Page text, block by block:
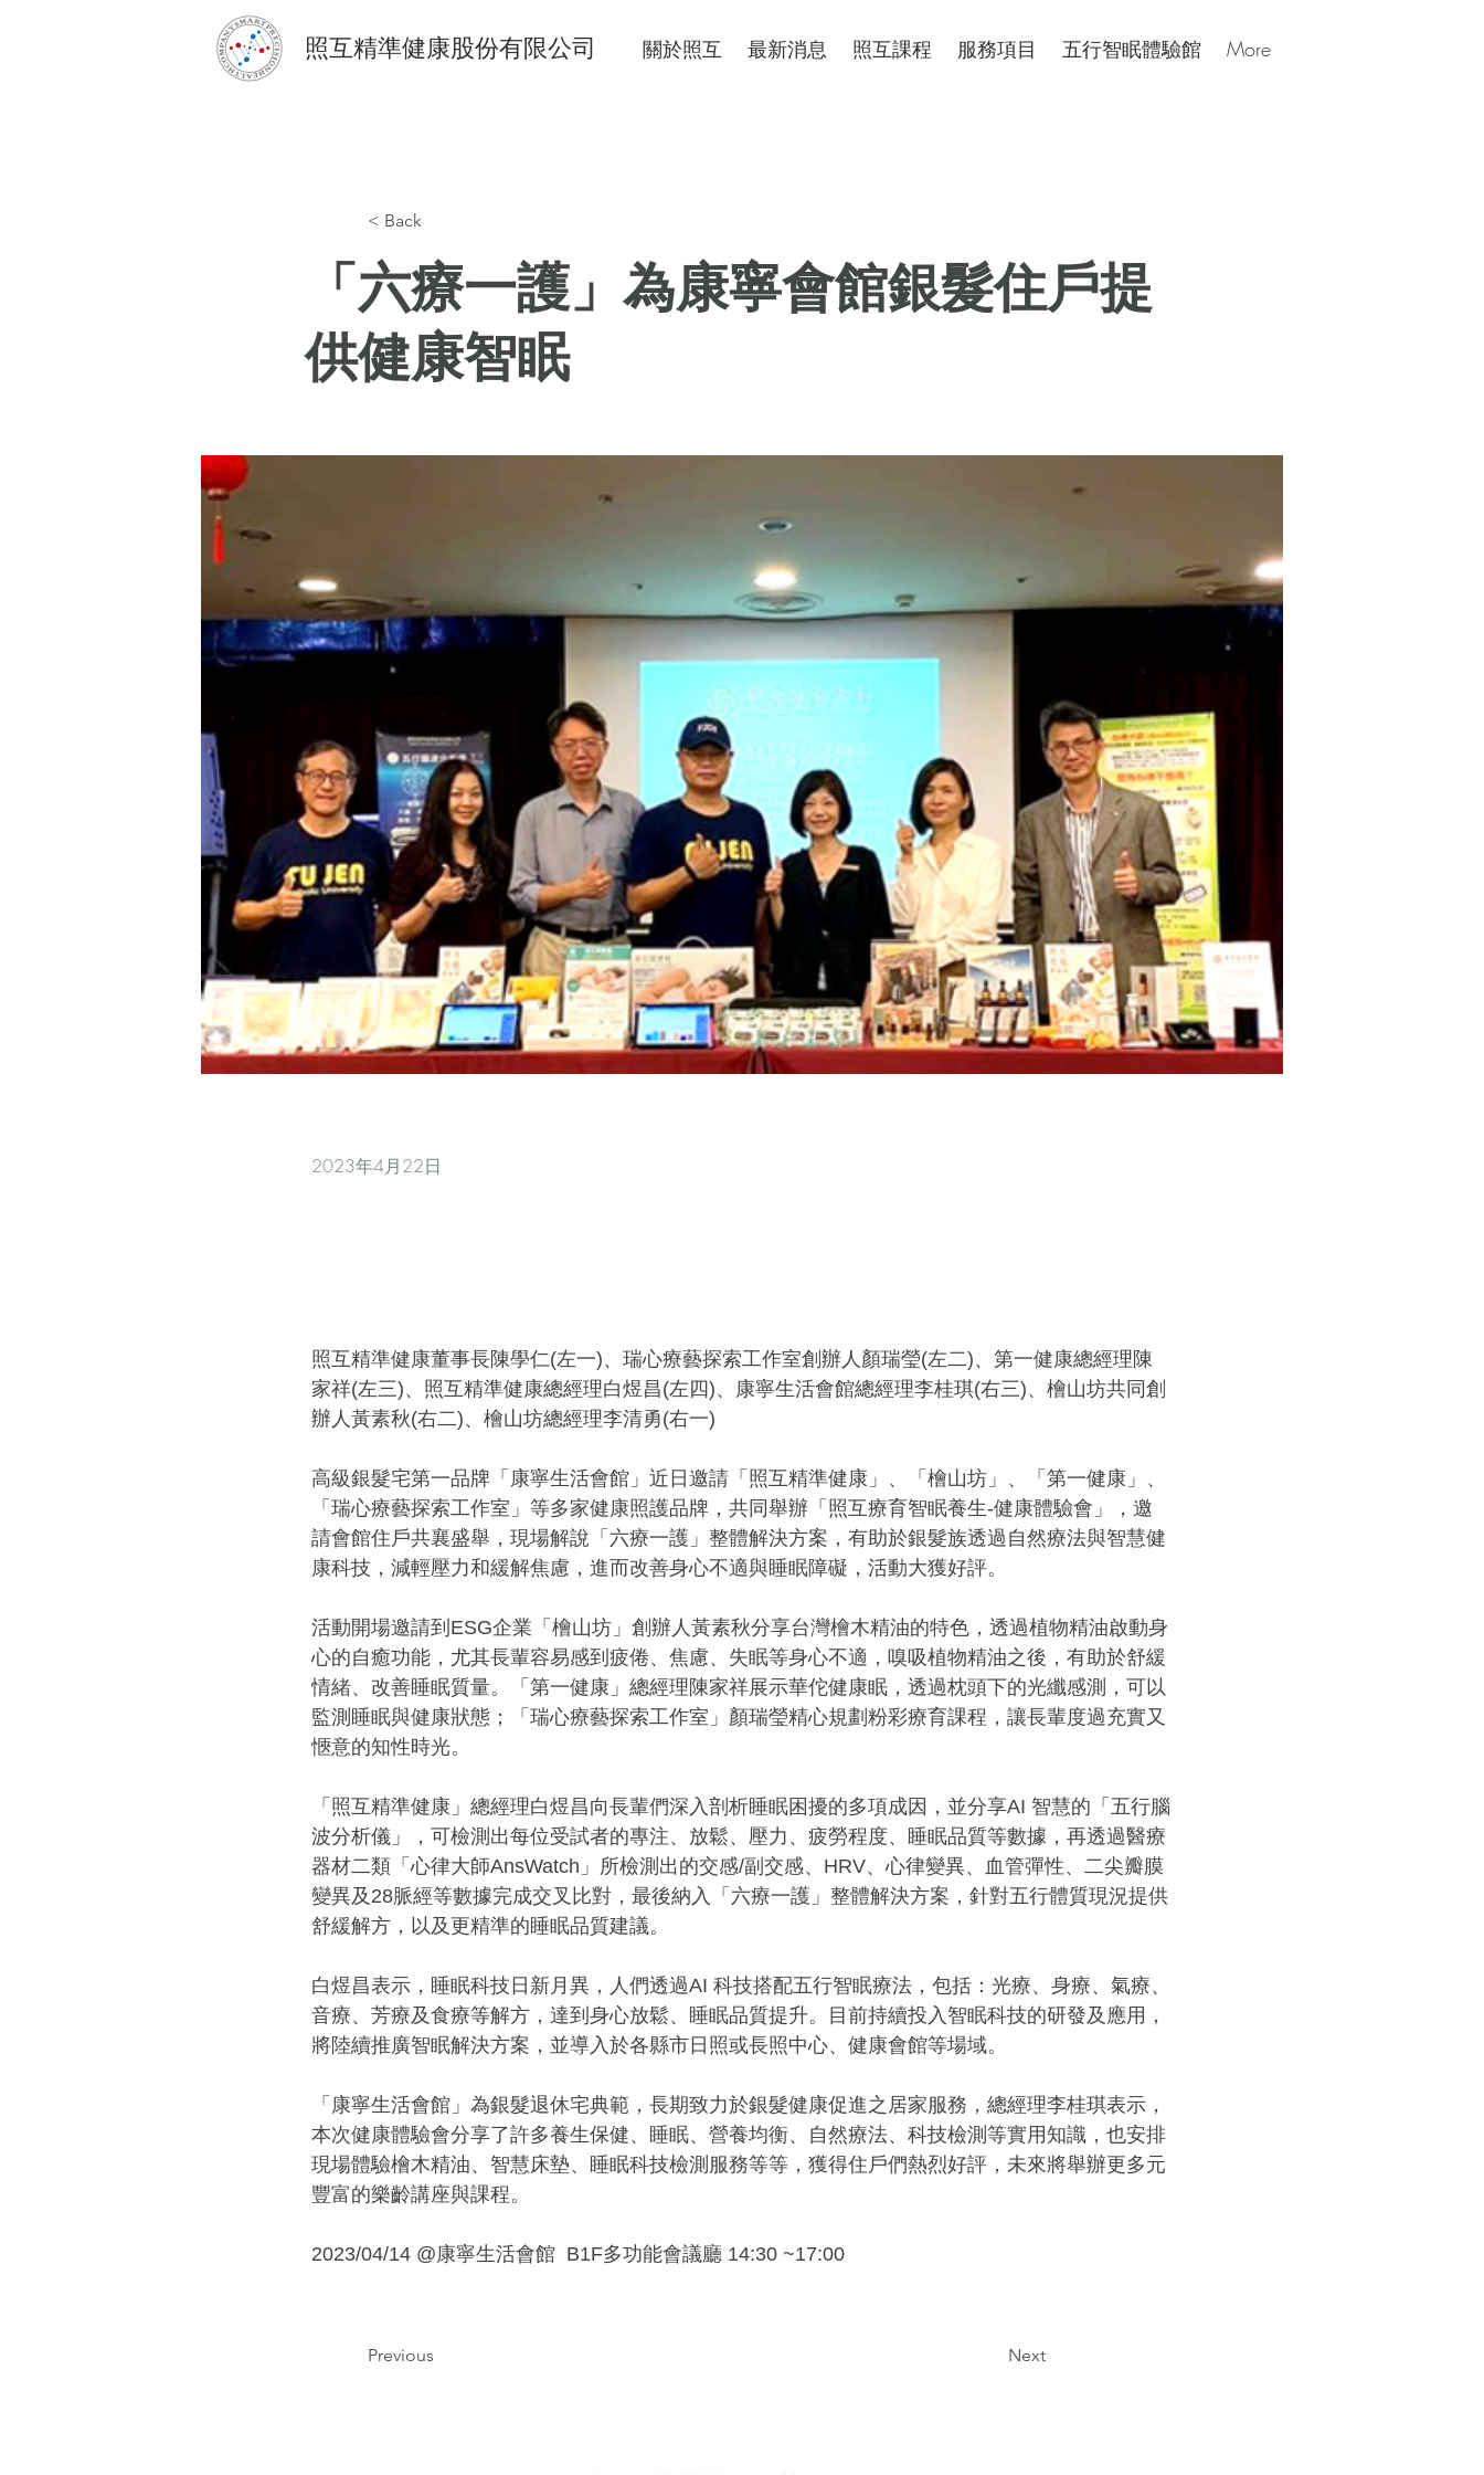
照互精準健康股份有限公司 關於照互 最新消息 照互課程 服務項目 五行智眠體驗館 More
< Back
「六療一護」為康寧會館銀髮住戶提
供健康智眠
2023年4月22日
照互精準健康董事長陳學仁(左一)、瑞心療藝探索工作室創辦人顏瑞瑩(左二)、第一健康總經理陳
家祥(左三)、照互精準健康總經理白煜昌(左四)、康寧生活會館總經理李桂琪(右三)、檜山坊共同創
辦人黃素秋(右二)、檜山坊總經理李清勇(右一)
高級銀髮宅第一品牌「康寧生活會館」近日邀請「照互精準健康」、「檜山坊」、「第一健康」、
「瑞心療藝探索工作室」等多家健康照護品牌，共同舉辦「照互療育智眠養生-健康體驗會」，邀
請會館住戶共襄盛舉，現場解說「六療一護」整體解決方案，有助於銀髮族透過自然療法與智慧健
康科技，減輕壓力和緩解焦慮，進而改善身心不適與睡眠障礙，活動大獲好評。
活動開場邀請到ESG企業「檜山坊」創辦人黃素秋分享台灣檜木精油的特色，透過植物精油啟動身
心的自癒功能，尤其長輩容易感到疲倦、焦慮、失眠等身心不適，嗅吸植物精油之後，有助於舒緩
情緒、改善睡眠質量。「第一健康」總經理陳家祥展示華佗健康眠，透過枕頭下的光纖感測，可以
監測睡眠與健康狀態；「瑞心療藝探索工作室」顏瑞瑩精心規劃粉彩療育課程，讓長輩度過充實又
愜意的知性時光。
「照互精準健康」總經理白煜昌向長輩們深入剖析睡眠困擾的多項成因，並分享AI 智慧的「五行腦
波分析儀」，可檢測出每位受試者的專注、放鬆、壓力、疲勞程度、睡眠品質等數據，再透過醫療
器材二類「心律大師AnsWatch」所檢測出的交感/副交感、HRV、心律變異、血管彈性、二尖瓣膜
變異及28脈經等數據完成交叉比對，最後納入「六療一護」整體解決方案，針對五行體質現況提供
舒緩解方，以及更精準的睡眠品質建議。
白煜昌表示，睡眠科技日新月異，人們透過AI 科技搭配五行智眠療法，包括：光療、身療、氣療、
音療、芳療及食療等解方，達到身心放鬆、睡眠品質提升。目前持續投入智眠科技的研發及應用，
將陸續推廣智眠解決方案，並導入於各縣市日照或長照中心、健康會館等場域。
「康寧生活會館」為銀髮退休宅典範，長期致力於銀髮健康促進之居家服務，總經理李桂琪表示，
本次健康體驗會分享了許多養生保健、睡眠、營養均衡、自然療法、科技檢測等實用知識，也安排
現場體驗檜木精油、智慧床墊、睡眠科技檢測服務等等，獲得住戶們熱烈好評，未來將舉辦更多元
豐富的樂齡講座與課程。
2023/04/14 @康寧生活會館  B1F多功能會議廳 14:30 ~17:00
Previous Next